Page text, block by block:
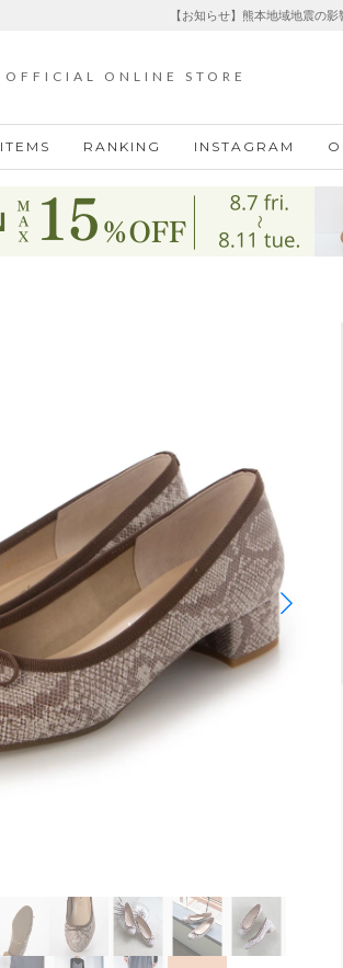
【お知らせ】熊本地域地震の
OFFICIAL ONLINE STORE
ITEMS RANKING INSTAGRAM